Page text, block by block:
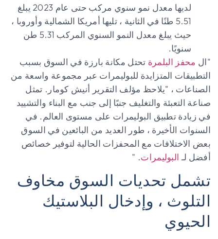
لديها معدل نمو سنوي مركب حتى عام 2023 يبلغ
5.51 طنًا في الثانية ، تليها أمريكا الشمالية وأوروبا ،
حيث يبلغ معدل النمو السنوي المركب 5.31 طن
سنويًا.
"ال محفز البلمرة تحتل مكانة بارزة في السوق بسبب
التطبيقات المتزايدة للبوليمرات عبر مجموعة واسعة من
الصناعات ، "يلاحظ مؤلف التقرير أنيش كومار. تمثل
صناعة التعبئة والتغليف جنبًا إلى جنب مع البناء والتشييد
في زيادة تطبيق البوليمرات على مستوى العالم. في
السنوات الأخيرة ، طور العديد من البائعين في السوق
بعض الاختلافات مع المحفزات الحالية لتوفير خصائص
أفضل لـ البوليمرات. "
تشمل تحديات السوق مخاوف
التلوث ، وإدخال البلاستيك
الحيوي